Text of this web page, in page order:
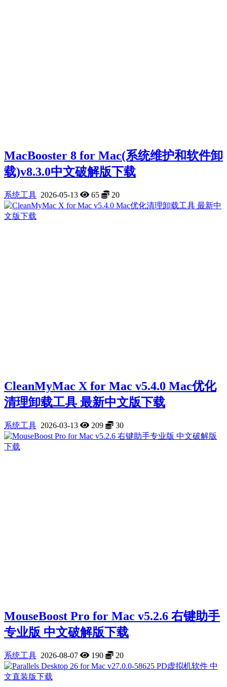
MacBooster 8 for Mac(系统维护和软件卸
载)v8.3.0中文破解版下载
系统工具 2026-05-13 65 20
CleanMyMac X for Mac v5.4.0 Mac优化
清理卸载工具 最新中文版下载
系统工具 2026-03-13 209 30
MouseBoost Pro for Mac v5.2.6 右键助手
专业版 中文破解版下载
系统工具 2026-08-07 190 20